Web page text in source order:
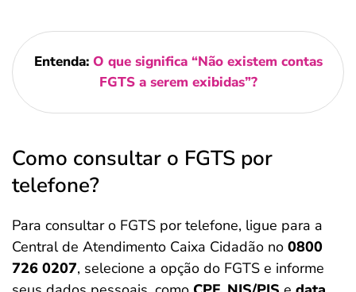
Entenda: O que significa “Não existem contas
FGTS a serem exibidas”?
Como consultar o FGTS por
telefone?
Para consultar o FGTS por telefone, ligue para a
Central de Atendimento Caixa Cidadão no 0800
726 0207, selecione a opção do FGTS e informe